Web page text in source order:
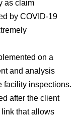
as claim
by COVID-19
on a
and analysis
facility inspections.
after the client
that allows